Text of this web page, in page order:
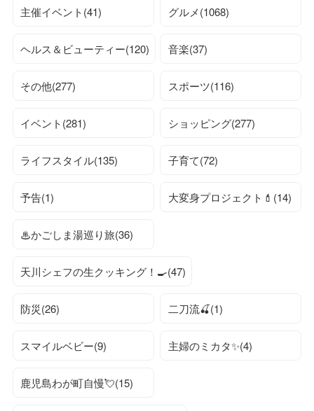
主催イベント(41) グルメ(1068)
ヘルス＆ビューティー(120) 音楽(37)
その他(277) スポーツ(116)
イベント(281) ショッピング(277)
ライフスタイル(135) 子育て(72)
予告(1) 大変身プロジェクト💄(14)
♨かごしま湯巡り旅(36)
天川シェフの生クッキング！🍳(47)
防災(26) 二刀流🍒(1)
スマイルベビー(9) 主婦のミカタ✨(4)
鹿児島わが町自慢💘(15)